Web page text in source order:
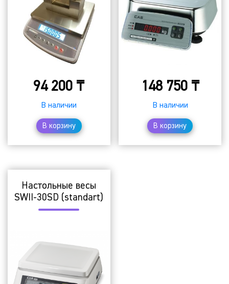
94 200 ₸
В наличии
В корзину
148 750 ₸
В наличии
В корзину
Настольные весы
SWII-30SD (standart)